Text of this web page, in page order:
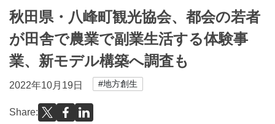
秋田県・八峰町観光協会、都会の若者
が田舎で農業で副業生活する体験事
業、新モデル構築へ調査も
2022年10月19日 #地方創生
Share: